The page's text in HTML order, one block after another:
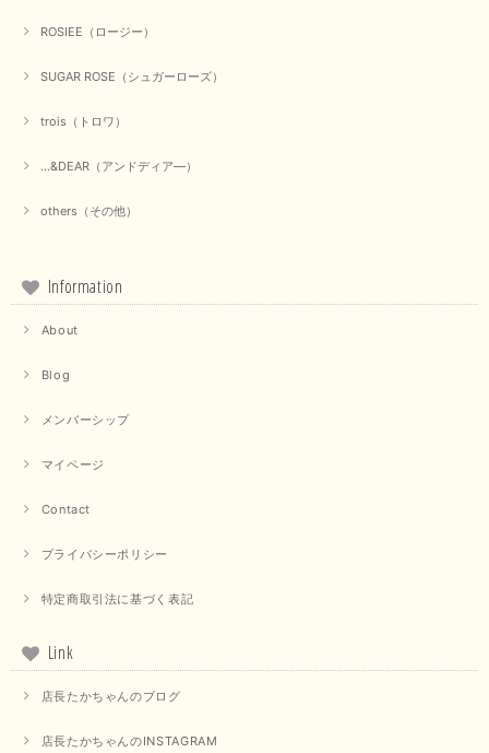
ROSIEE（ロージー）
SUGAR ROSE（シュガーローズ）
trois（トロワ）
...&DEAR（アンドディア―）
others（その他）
Information
About
Blog
メンバーシップ
マイページ
Contact
プライバシーポリシー
特定商取引法に基づく表記
Link
店長たかちゃんのブログ
店長たかちゃんのINSTAGRAM